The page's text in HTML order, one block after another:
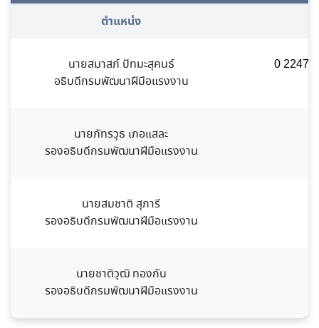
ตำแหน่ง
นายสมาสภ์ ปัทมะสุคนธ์
อธิบดีกรมพัฒนาฝีมือแรงงาน
0 2247
นายภัทรวุธ เภอแสละ
รองอธิบดีกรมพัฒนาฝีมือแรงงาน
นายสมชาติ สุภารี
รองอธิบดีกรมพัฒนาฝีมือแรงงาน
นายชาติวุฒิ ทองกัน
รองอธิบดีกรมพัฒนาฝีมือแรงงาน